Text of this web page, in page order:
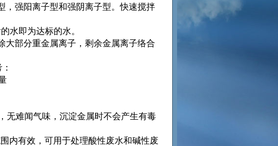
，强阳离子型和强阴离子型。快速搅拌
水即为达标的水。
大部分重金属离子，剩余金属离子络合
无难闻气味，沉淀金属时不会产生有毒
内有效，可用于处理酸性废水和碱性废